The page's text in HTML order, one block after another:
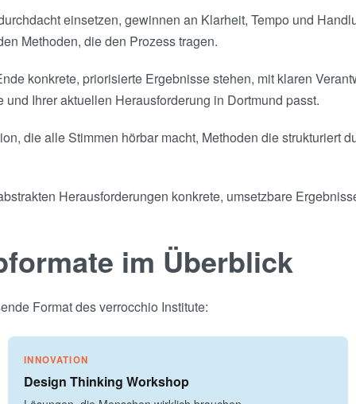
einsetzen, gewinnen an Klarheit, Tempo und
Methoden, die den Prozess tragen.
konkrete, priorisierte Ergebnisse stehen, mit klaren
Ihrer aktuellen Herausforderung in Dortmund passt.
die alle Stimmen hörbar macht, Methoden die strukturiert
Herausforderungen konkrete, umsetzbare
im Überblick
Format des verrocchio Institute:
INNOVATION
Design Thinking Workshop